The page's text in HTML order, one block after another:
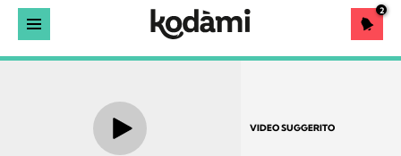
2
VIDEO SUGGERITO